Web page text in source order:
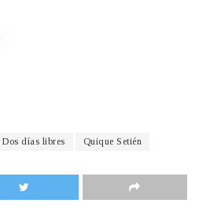
Dos días libres Quique Setién